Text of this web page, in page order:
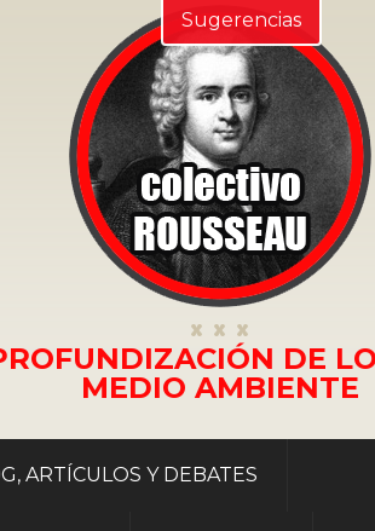
DE
MEDIO AMBIENTE
ARTÍCULOS Y DEBATES
Sugerencias